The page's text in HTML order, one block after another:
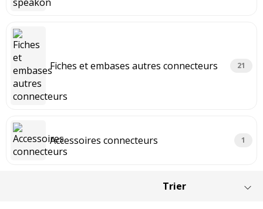
Fiches et embases autres connecteurs 21
Accessoires connecteurs 1